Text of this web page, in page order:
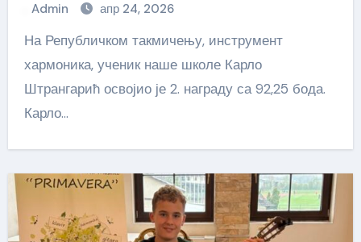
Admin апр 24, 2026
На Републичком такмичењу, инструмент
хармоника, ученик наше школе Карло
Штрангарић освојио је 2. награду са 92,25 бода.
Карло…